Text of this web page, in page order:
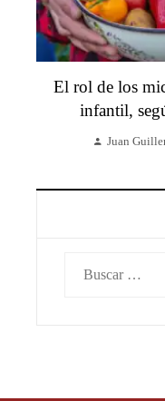
El rol de los
infantil,
Juan